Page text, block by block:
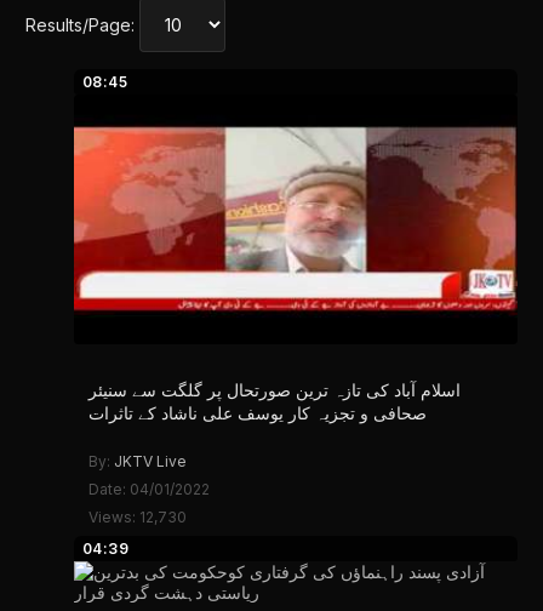
Results/Page:
08:45
اسلام آباد کی تازہ ترین صورتحال پر گلگت سے سنیئر
صحافی و تجزیہ کار یوسف علی ناشاد کے تاثرات
By: JKTV Live
Date: 04/01/2022
Views: 12,730
04:39